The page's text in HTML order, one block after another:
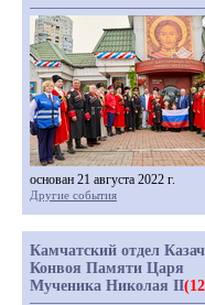
основан 21 августа 2022 г.
Другие события
Камчатский отдел
Конвоя Памяти Царя
Мученика Николая II